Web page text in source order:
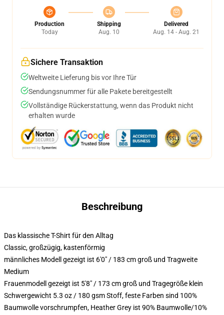
Production
Today
Shipping
Aug. 10
Delivered
Aug. 14 - Aug. 21
Sichere Transaktion
Weltweite Lieferung bis vor Ihre Tür
Sendungsnummer für alle Pakete bereitgestellt
Vollständige Rückerstattung, wenn das Produkt nicht
erhalten wurde
Beschreibung
Das klassische T-Shirt für den Alltag
Classic, großzügig, kastenförmig
männliches Modell gezeigt ist 6'0" / 183 cm groß und Tragweite
Medium
Frauenmodell gezeigt ist 5'8" / 173 cm groß und Tragegröße klein
Schwergewicht 5.3 oz / 180 gsm Stoff, feste Farben sind 100%
Baumwolle vorschrumpfen, Heather Grey ist 90% Baumwolle/10%